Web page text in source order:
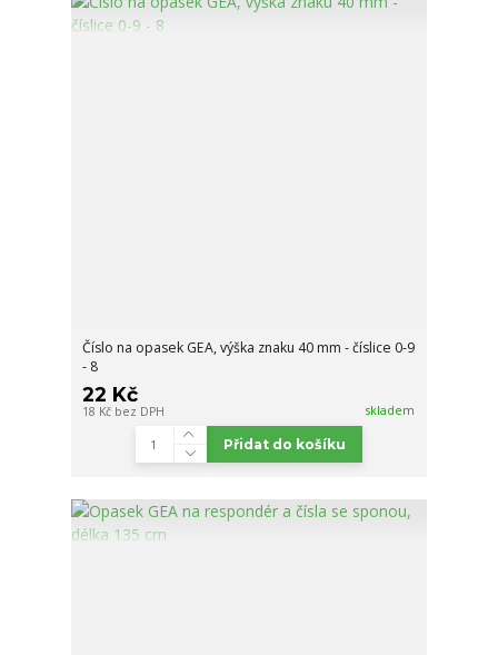
Číslo na opasek GEA, výška znaku 40 mm - číslice 0-9
- 8
22 Kč
18 Kč bez DPH skladem
Přidat do košíku